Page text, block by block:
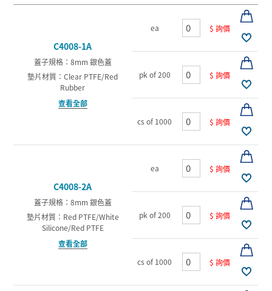
C4008-1A
蓋子規格：8mm 銀色蓋
墊片材質：Clear PTFE/Red
Rubber
查看全部
ea $ 詢價
pk of 200 $ 詢價
cs of 1000 $ 詢價
C4008-2A
蓋子規格：8mm 銀色蓋
墊片材質：Red PTFE/White
Silicone/Red PTFE
查看全部
ea $ 詢價
pk of 200 $ 詢價
cs of 1000 $ 詢價